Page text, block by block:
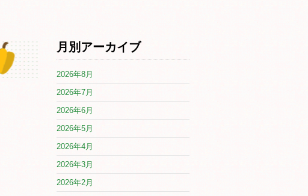
月別アーカイブ
2026年8月
2026年7月
2026年6月
2026年5月
2026年4月
2026年3月
2026年2月